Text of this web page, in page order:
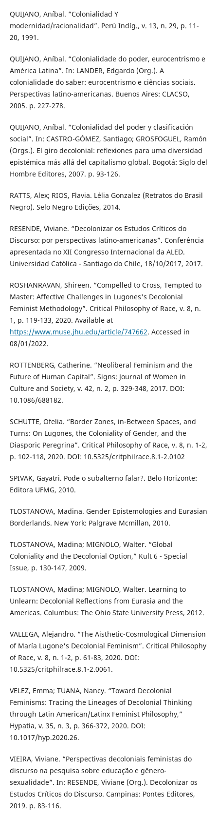
QUIJANO, Aníbal. “Colonialidad Y
modernidad/racionalidad”. Perú Indíg., v. 13, n. 29, p. 11-
20, 1991.
QUIJANO, Aníbal. “Colonialidade do poder, eurocentrismo e
América Latina”. In: LANDER, Edgardo (Org.). A
colonialidade do saber: eurocentrismo e ciências sociais.
Perspectivas latino-americanas. Buenos Aires: CLACSO,
2005. p. 227-278.
QUIJANO, Aníbal. “Colonialidad del poder y clasificación
social”. In: CASTRO-GÓMEZ, Santiago; GROSFOGUEL, Ramón
(Orgs.). El giro decolonial: reﬂexiones para uma diversidad
epistémica más allá del capitalismo global. Bogotá: Siglo del
Hombre Editores, 2007. p. 93-126.
RATTS, Alex; RIOS, Flavia. Lélia Gonzalez (Retratos do Brasil
Negro). Selo Negro Edições, 2014.
RESENDE, Viviane. “Decolonizar os Estudos Críticos do
Discurso: por perspectivas latino-americanas”. Conferência
apresentada no XII Congresso Internacional da ALED.
Universidad Católica - Santiago do Chile, 18/10/2017, 2017.
ROSHANRAVAN, Shireen. “Compelled to Cross, Tempted to
Master: Affective Challenges in Lugones's Decolonial
Feminist Methodology”. Critical Philosophy of Race, v. 8, n.
1, p. 119-133, 2020. Available at
https://www.muse.jhu.edu/article/747662. Accessed in
08/01/2022.
ROTTENBERG, Catherine. “Neoliberal Feminism and the
Future of Human Capital”. Signs: Journal of Women in
Culture and Society, v. 42, n. 2, p. 329-348, 2017. DOI:
10.1086/688182.
SCHUTTE, Ofelia. “Border Zones, in-Between Spaces, and
Turns: On Lugones, the Coloniality of Gender, and the
Diasporic Peregrina”. Critical Philosophy of Race, v. 8, n. 1-2,
p. 102-118, 2020. DOI: 10.5325/critphilrace.8.1-2.0102
SPIVAK, Gayatri. Pode o subalterno falar?. Belo Horizonte:
Editora UFMG, 2010.
TLOSTANOVA, Madina. Gender Epistemologies and Eurasian
Borderlands. New York: Palgrave Mcmillan, 2010.
TLOSTANOVA, Madina; MIGNOLO, Walter. “Global
Coloniality and the Decolonial Option,” Kult 6 - Special
Issue, p. 130-147, 2009.
TLOSTANOVA, Madina; MIGNOLO, Walter. Learning to
Unlearn: Decolonial Reflections from Eurasia and the
Americas. Columbus: The Ohio State University Press, 2012.
VALLEGA, Alejandro. “The Aisthetic-Cosmological Dimension
of María Lugone's Decolonial Feminism”. Critical Philosophy
of Race, v. 8, n. 1-2, p. 61-83, 2020. DOI:
10.5325/critphilrace.8.1-2.0061.
VELEZ, Emma; TUANA, Nancy. “Toward Decolonial
Feminisms: Tracing the Lineages of Decolonial Thinking
through Latin American/Latinx Feminist Philosophy,”
Hypatia, v. 35, n. 3, p. 366-372, 2020. DOI:
10.1017/hyp.2020.26.
VIEIRA, Viviane. “Perspectivas decoloniais feministas do
discurso na pesquisa sobre educação e gênero-
sexualidade”. In: RESENDE, Viviane (Org.). Decolonizar os
Estudos Críticos do Discurso. Campinas: Pontes Editores,
2019. p. 83-116.